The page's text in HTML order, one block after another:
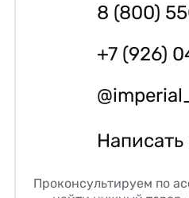
8 (800)
+7 (926)
Написать
Проконсультируем по